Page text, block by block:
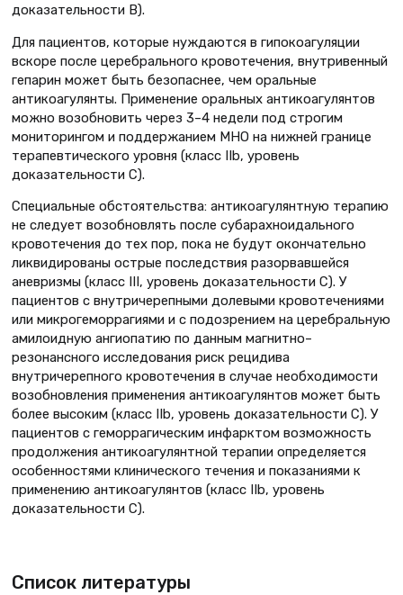
доказательности В).
Для пациентов, которые нуждаются в гипокоагуляции
вскоре после церебрального кровотечения, внутривенный
гепарин может быть безопаснее, чем оральные
антикоагулянты. Применение оральных антикоагулянтов
можно возобновить через 3–4 недели под строгим
мониторингом и поддержанием МНО на нижней границе
терапевтического уровня (класс IIb, уровень
доказательности C).
Специальные обстоятельства: антикоагулянтную терапию
не следует возобновлять после субарахноидального
кровотечения до тех пор, пока не будут окончательно
ликвидированы острые последствия разорвавшейся
аневризмы (класс III, уровень доказательности С). У
пациентов с внутричерепными долевыми кровотечениями
или микрогеморрагиями и с подозрением на церебральную
амилоидную ангиопатию по данным магнитно–
резонансного исследования риск рецидива
внутричерепного кровотечения в случае необходимости
возобновления применения антикоагулянтов может быть
более высоким (класс IIb, уровень доказательности C). У
пациентов с геморрагическим инфарктом возможность
продолжения антикоагулянтной терапии определяется
особенностями клинического течения и показаниями к
применению антикоагулянтов (класс IIb, уровень
доказательности C).
Список литературы